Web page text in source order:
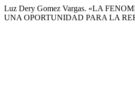
Luz Dery Gomez Vargas. «LA
UNA OPORTUNIDAD PARA LA